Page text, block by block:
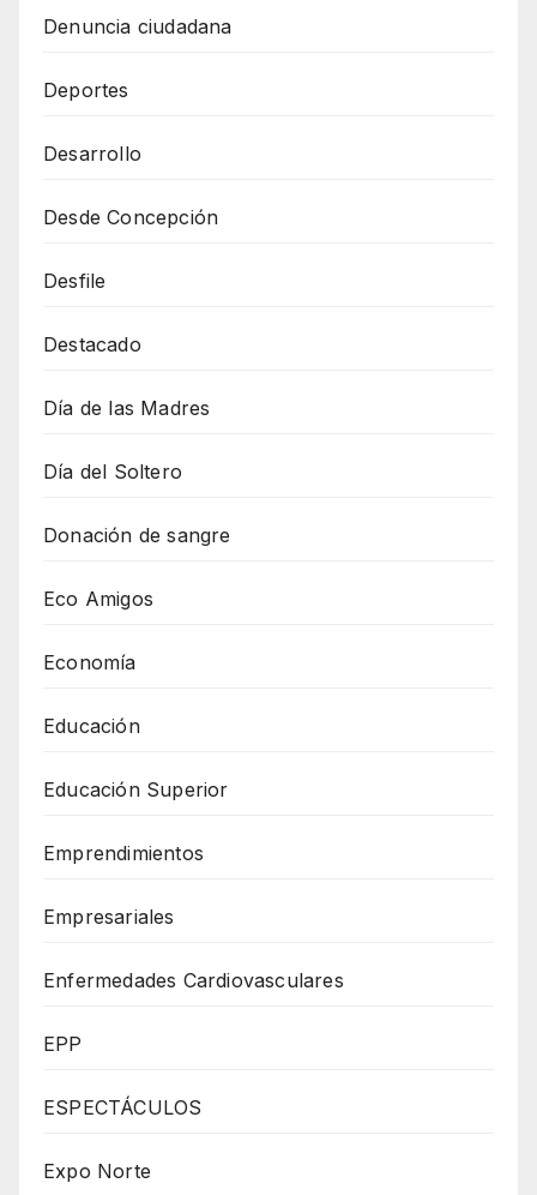
Denuncia ciudadana
Deportes
Desarrollo
Desde Concepción
Desfile
Destacado
Día de las Madres
Día del Soltero
Donación de sangre
Eco Amigos
Economía
Educación
Educación Superior
Emprendimientos
Empresariales
Enfermedades Cardiovasculares
EPP
ESPECTÁCULOS
Expo Norte